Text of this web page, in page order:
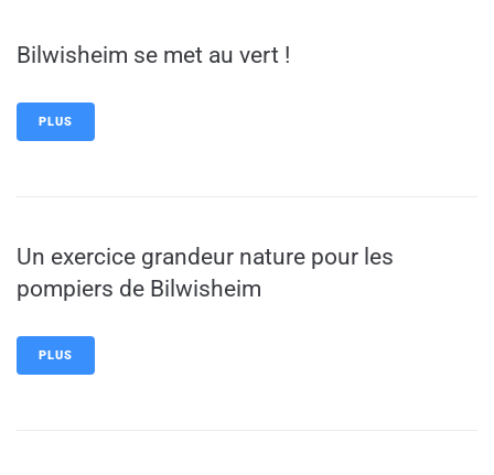
Bilwisheim se met au vert !
PLUS
Un exercice grandeur nature pour les
pompiers de Bilwisheim
PLUS